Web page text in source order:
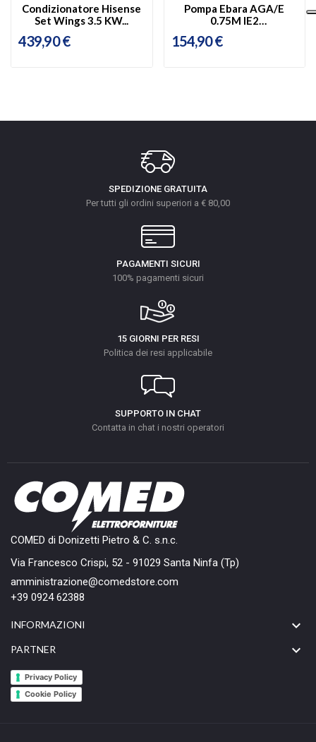
Condizionatore Hisense
Set Wings 3.5 KW...
439,90 €
Pompa Ebara AGA/E
0.75M IE2
154,90 €
SPEDIZIONE GRATUITA
Per tutti gli ordini superiori a € 80,00
PAGAMENTI SICURI
100% pagamenti sicuri
15 GIORNI PER RESI
Politica dei resi applicabile
SUPPORTO IN CHAT
Contatta in chat i nostri operatori
COMED di Donizetti Pietro & C. s.n.c.
Via Francesco Crispi, 52 - 91029 Santa Ninfa (Tp)
amministrazione@comedstore.com
+39 0924 62388
INFORMAZIONI 
PARTNER 
Privacy Policy
Cookie Policy